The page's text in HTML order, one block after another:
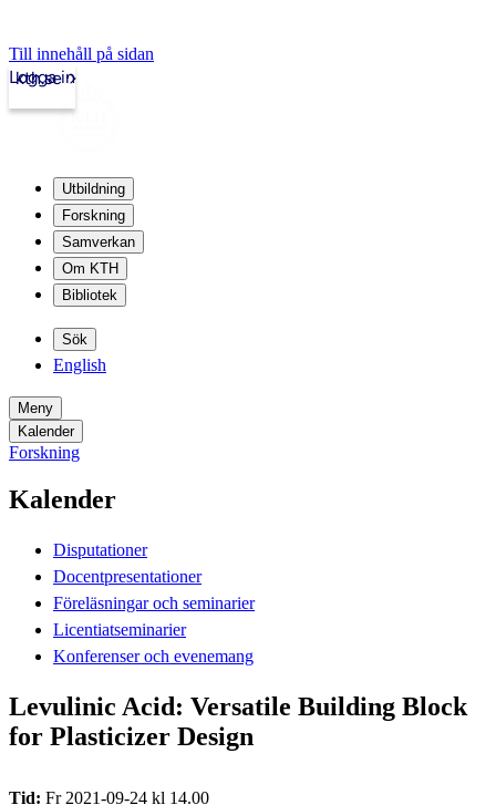
Till innehåll på sidan
kth.se
Logga in
Utbildning
Forskning
Samverkan
Om KTH
Bibliotek
Sök
English
Meny
Kalender
Forskning
Kalender
Disputationer
Docentpresentationer
Föreläsningar och seminarier
Licentiatseminarier
Konferenser och evenemang
Levulinic Acid: Versatile Building Block
for Plasticizer Design
Tid: Fr 2021-09-24 kl 14.00